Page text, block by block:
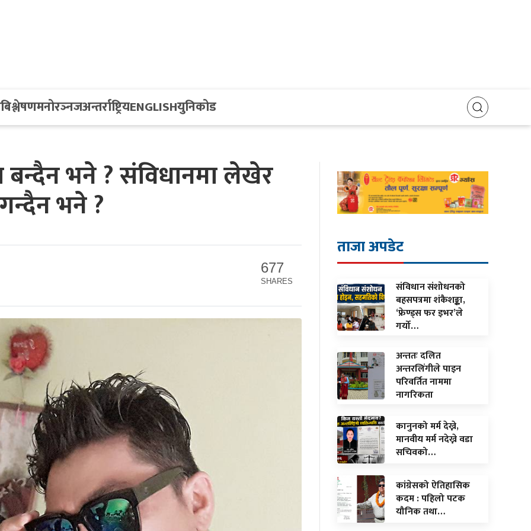
बिश्लेषणमनोरञ्नजअन्तर्राष्ट्रियENGLISHयुनिकोड
भने ? संविधानमा लेखेर
भने ?
677
SHARES
ताजा अपडेट
संविधान संशोधनको
बहसपत्रमा शंकैशङ्का,
‘फ्रेण्ड्स फर इभर’ले
गर्यो…
अन्ततः दलित
अन्तरलिंगीले पाइन
परिवर्तित नाममा
नागरिकता
कानुनको मर्म देख्ने,
मानवीय मर्म नदेख्ने वडा
सचिवको…
कांग्रेसको ऐतिहासिक
कदम : पहिलो पटक
यौनिक तथा…